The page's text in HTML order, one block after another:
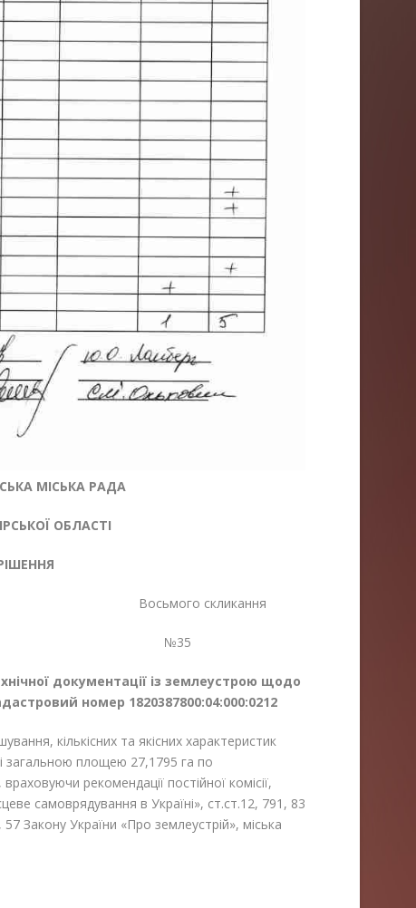
МІСЬКА РАДА
ОБЛАСТІ
Восьмого скликання
№35
документації із землеустрою щодо
номер 1820387800:04:000:0212
кількісних та якісних характеристик
загальною площею 27,1795 га по
рекомендації постійної комісії,
самоврядування в Україні», ст.ст.12, 791 , 83
Закону України «Про землеустрій», міська